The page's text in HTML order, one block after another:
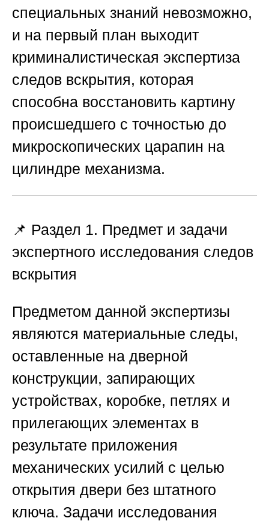
специальных знаний невозможно,
и на первый план выходит
криминалистическая экспертиза
следов вскрытия, которая
способна восстановить картину
происшедшего с точностью до
микроскопических царапин на
цилиндре механизма.
📌 Раздел 1. Предмет и задачи
экспертного исследования следов
вскрытия
Предметом данной экспертизы
являются материальные следы,
оставленные на дверной
конструкции, запирающих
устройствах, коробке, петлях и
прилегающих элементах в
результате приложения
механических усилий с целью
открытия двери без штатного
ключа. Задачи исследования